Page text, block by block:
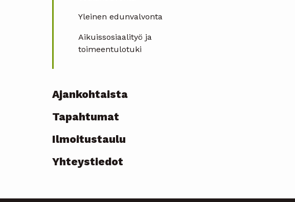
Yleinen edunvalvonta
Aikuissosiaalityö ja
toimeentulotuki
Topmenu
-
current
Ajankohtaista
Tapahtumat
Ilmoitustaulu
Yhteystiedot